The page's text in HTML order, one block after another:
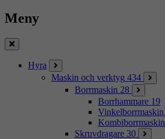
Meny
Stäng
Hyra
Maskin och verktyg 434
Borrmaskin 28
Borrhammare 19
Vinkelborrmaskin
Kombiborrmaskin
Skruvdragare 30